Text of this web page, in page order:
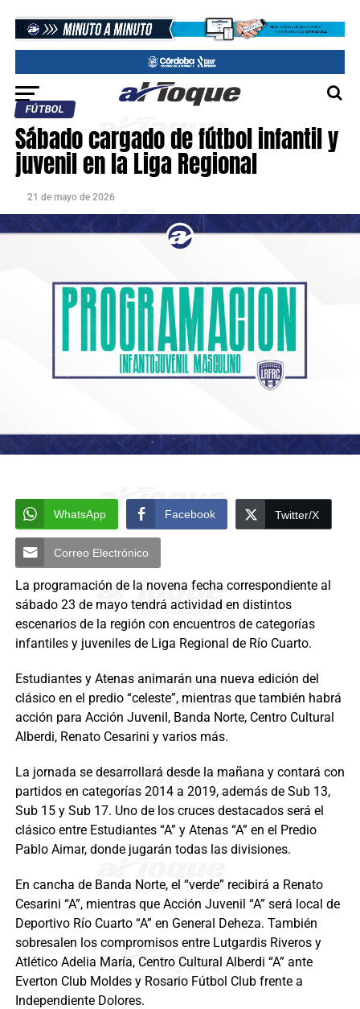
FÚTBOL
Sábado cargado de fútbol infantil y
juvenil en la Liga Regional
21 de mayo de 2026
WhatsApp Facebook Twitter/X
Correo Electrónico
La programación de la novena fecha correspondiente al
sábado 23 de mayo tendrá actividad en distintos
escenarios de la región con encuentros de categorías
infantiles y juveniles de Liga Regional de Río Cuarto.
Estudiantes y Atenas animarán una nueva edición del
clásico en el predio “celeste”, mientras que también habrá
acción para Acción Juvenil, Banda Norte, Centro Cultural
Alberdi, Renato Cesarini y varios más.
La jornada se desarrollará desde la mañana y contará con
partidos en categorías 2014 a 2019, además de Sub 13,
Sub 15 y Sub 17. Uno de los cruces destacados será el
clásico entre Estudiantes “A” y Atenas “A” en el Predio
Pablo Aimar, donde jugarán todas las divisiones.
En cancha de Banda Norte, el “verde” recibirá a Renato
Cesarini “A”, mientras que Acción Juvenil “A” será local de
Deportivo Río Cuarto “A” en General Deheza. También
sobresalen los compromisos entre Lutgardis Riveros y
Atlético Adelia María, Centro Cultural Alberdi “A” ante
Everton Club Moldes y Rosario Fútbol Club frente a
Independiente Dolores.